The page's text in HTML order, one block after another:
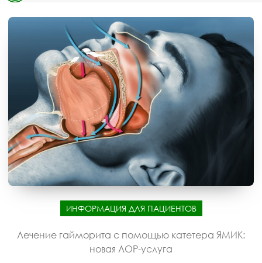
ИНФОРМАЦИЯ ДЛЯ ПАЦИЕНТОВ
Лечение гайморита с помощью катетера ЯМИК:
новая ЛОР-услуга